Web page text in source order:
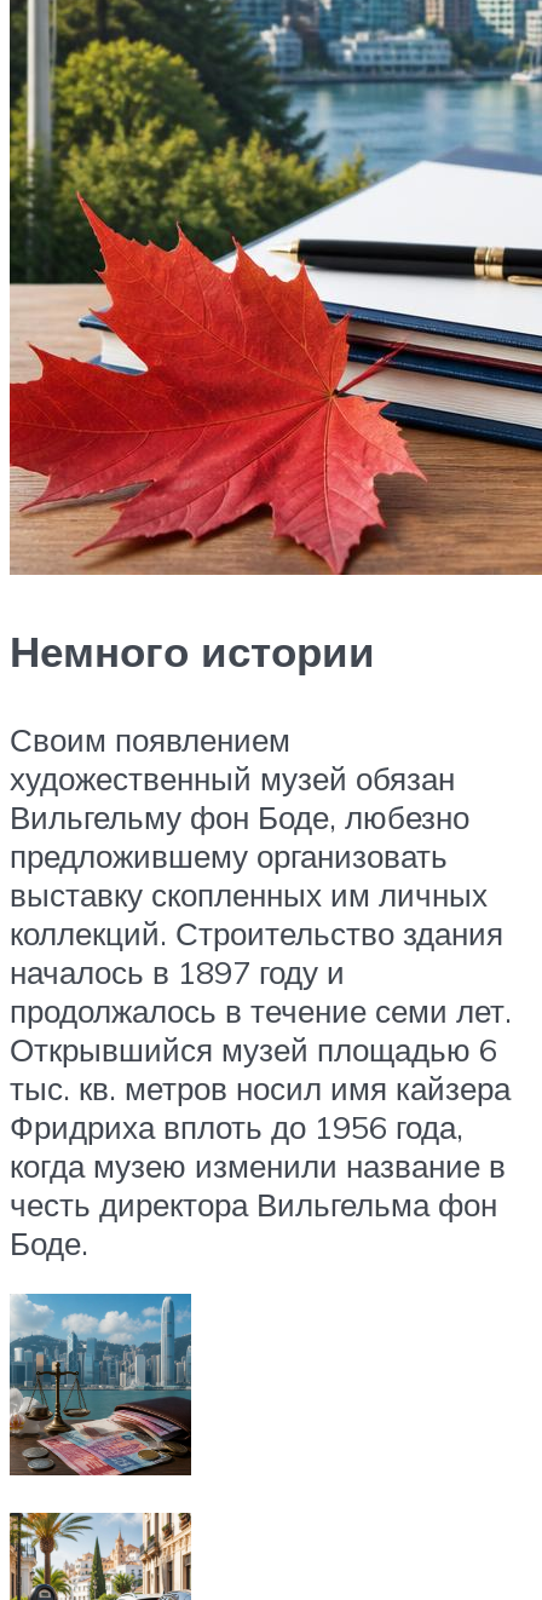
Немного истории
Своим появлением
художественный музей обязан
Вильгельму фон Боде, любезно
предложившему организовать
выставку скопленных им личных
коллекций. Строительство здания
началось в 1897 году и
продолжалось в течение семи лет.
Открывшийся музей площадью 6
тыс. кв. метров носил имя кайзера
Фридриха вплоть до 1956 года,
когда музею изменили название в
честь директора Вильгельма фон
Боде.